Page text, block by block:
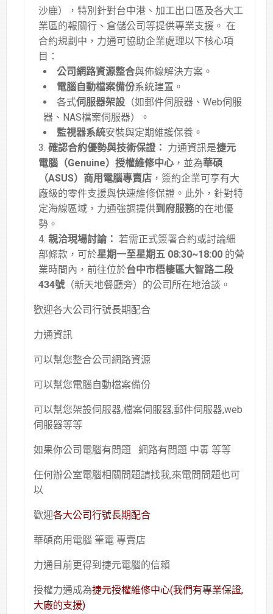
沙鹿），特別針對台中港、加工出口區及各大工
業區的報關行、倉儲公司等提供專業支援 。 在
合約規劃中，力通可協助企業處理以下核心項
目：
公司網路資源整合與佈線解決方案 。
電腦自動檔案備份系統建置 。
各式伺服器架設 （如郵件伺服器、Web伺服
器、NAS檔案伺服器）
。
監視器系統安裝與定期維護保養 。
確認合約優勢與技術保證： 力通資訊是捷元
電腦（Genuine）授權維修中心 ，並為華碩
（ASUS）商用電腦專賣店 ，簽約企業可享有大
廠級的零件支援與快速維修保證 。此外，針對特
定海線區域，力通強調提供到府服務的在地優
勢 。
親洽現場討論： 若需正式簽署合約或討論細
部條款，可於星期一至星期五 08:30~18:00 的營
業時間內，前往位於台中市梧棲區大智路二段
434號 （新天地餐廳旁）的公司所在地洽談。
歡迎各大公司行號長期配合
力通資訊
可以幫您整合公司網路資源
可以幫您電腦自動檔案備份
可以幫您架設伺服器,檔案伺服器,郵件伺服器,web
伺服器等等
如果你公司電腦有問題 網路有問題 中毒 等等
任何辦公室電腦相關問題請找我,來電問問題也可
以
歡迎各大公司行號長期配合
華碩商用電腦 筆電 專賣店
力通目前更得到捷元電腦的信賴
授權力通成為捷元授權維修中心(我們有專業保證,
大廠的支援)